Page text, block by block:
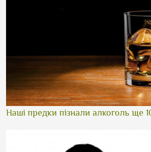
Наші предки пізнали алкоголь ще